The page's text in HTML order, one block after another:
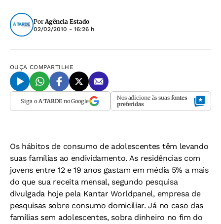
PorAgência Estado
02/02/2010 - 16:26 h
OUÇA COMPARTILHE
Siga o A TARDEno Google Nos adicione às suas fontes
preferidas
Os hábitos de consumo de adolescentes têm levando
suas famílias ao endividamento. As residências com
jovens entre 12 e 19 anos gastam em média 5% a mais
do que sua receita mensal, segundo pesquisa
divulgada hoje pela Kantar Worldpanel, empresa de
pesquisas sobre consumo domiciliar. Já no caso das
famílias sem adolescentes, sobra dinheiro no fim do